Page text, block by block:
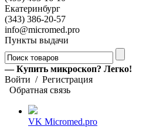
Екатеринбург
(343) 386-20-57
info@micromed.pro
Пункты выдачи
— Купить микроскоп? Легко!
Войти / Регистрация
Обратная связь
VK Micromed.pro